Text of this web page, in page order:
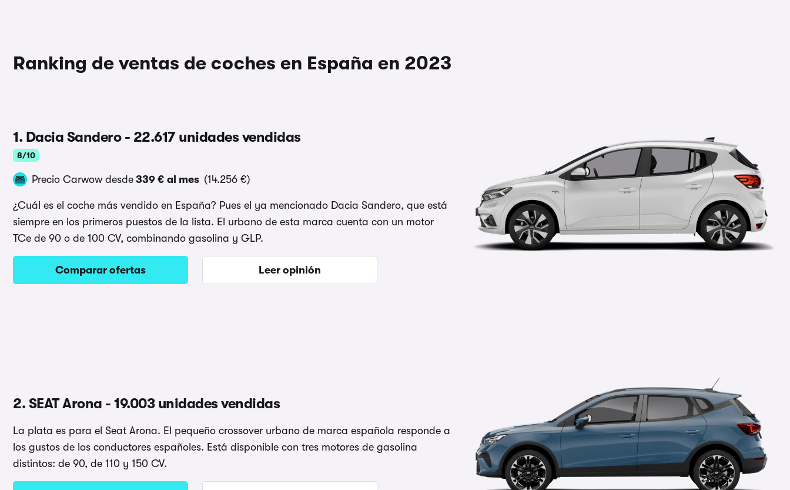
Ranking de ventas de coches en España en 2023
1. Dacia Sandero - 22.617 unidades vendidas
8/10
Precio Carwow desde 339 € al mes (14.256 €)
¿Cuál es el coche más vendido en España? Pues el ya mencionado Dacia Sandero, que está
siempre en los primeros puestos de la lista. El urbano de esta marca cuenta con un motor
TCe de 90 o de 100 CV, combinando gasolina y GLP.
Comparar ofertas Leer opinión
2. SEAT Arona - 19.003 unidades vendidas
La plata es para el Seat Arona. El pequeño crossover urbano de marca española responde a
los gustos de los conductores españoles. Está disponible con tres motores de gasolina
distintos: de 90, de 110 y 150 CV.